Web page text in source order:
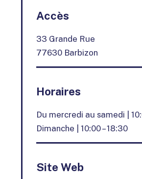
−
Accès
33 Grande Rue
77630 Barbizon
Horaires
Du mercredi au samedi |
Dimanche | 10:00 – 18:30
Site Web